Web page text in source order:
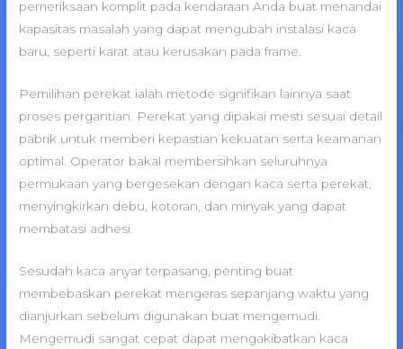
pemeriksaan komplit pada kendaraan Anda buat menandai
kapasitas masalah yang dapat mengubah instalasi kaca
baru, seperti karat atau kerusakan pada frame.
Pemilihan perekat ialah metode signifikan lainnya saat
proses pergantian. Perekat yang dipakai mesti sesuai detail
pabrik untuk memberi kepastian kekuatan serta keamanan
optimal. Operator bakal membersihkan seluruhnya
permukaan yang bergesekan dengan kaca serta perekat,
menyingkirkan debu, kotoran, dan minyak yang dapat
membatasi adhesi.
Sesudah kaca anyar terpasang, penting buat
membebaskan perekat mengeras sepanjang waktu yang
dianjurkan sebelum digunakan buat mengemudi.
Mengemudi sangat cepat dapat mengakibatkan kaca